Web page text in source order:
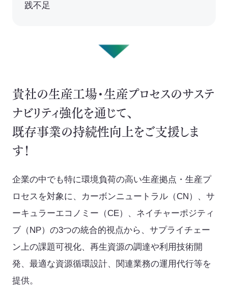
生産工場・プロセス向けソリューション
SEA(Sustainable Executive Alliance)
ご支援・価値づくりの事例
持続可能なまちづくり
環境認証審査サービス
海外事業
Mission
践不足
貴社の生産工場・生産プロセスのサステ
ナビリティ強化を通じて、
既存事業の持続性向上をご支援しま
す！
企業の中でも特に環境負荷の高い生産拠点・生産プ
ロセスを対象に、カーボンニュートラル（CN）、サ
ーキュラーエコノミー（CE）、ネイチャーポジティ
ブ（NP）の3つの統合的視点から、サプライチェー
ン上の課題可視化、再生資源の調達や利用技術開
発、最適な資源循環設計、関連業務の運用代行等を
提供。